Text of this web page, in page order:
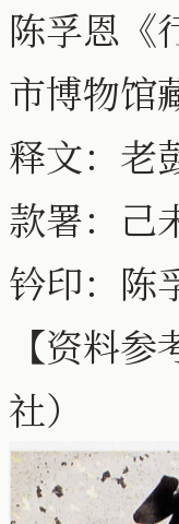
陈孚恩《
市博物馆
释文：老
款署：己
钤印：陈
【资料
社）